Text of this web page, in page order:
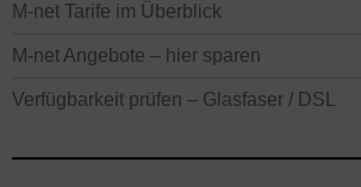
M-net Tarife im Überblick
M-net Angebote – hier sparen
Verfügbarkeit prüfen – Glasfaser / DSL